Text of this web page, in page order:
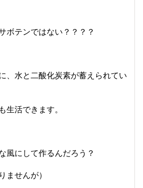
ボテンではない？？？？
、水と二酸化炭素が蓄えられてい
生活できます。
風にして作るんだろう？
ませんが）